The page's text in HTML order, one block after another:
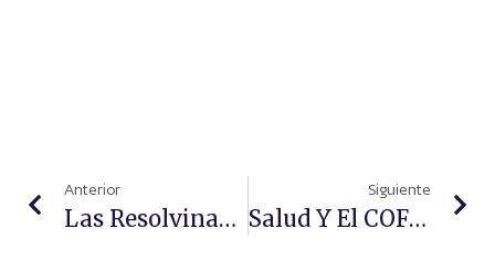
Anterior
Las Resolvinas Reducen La Inflamación Y Aumentan La Longevidad
Siguiente
Salud Y El COF De Sevilla Celebran Una Jornada Informativa Sobre El Plan Anual De Inspección